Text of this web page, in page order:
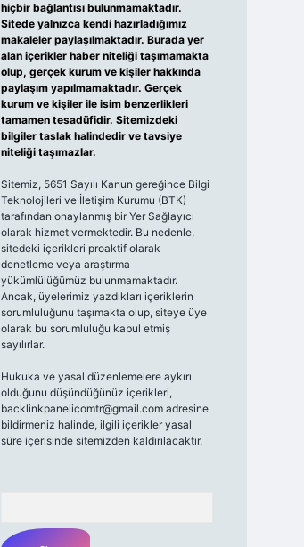
hiçbir bağlantısı bulunmamaktadır.
Sitede yalnızca kendi hazırladığımız
makaleler paylaşılmaktadır. Burada yer
alan içerikler haber niteliği taşımamakta
olup, gerçek kurum ve kişiler hakkında
paylaşım yapılmamaktadır. Gerçek
kurum ve kişiler ile isim benzerlikleri
tamamen tesadüfidir. Sitemizdeki
bilgiler taslak halindedir ve tavsiye
niteliği taşımazlar.
Sitemiz, 5651 Sayılı Kanun gereğince Bilgi
Teknolojileri ve İletişim Kurumu (BTK)
tarafından onaylanmış bir Yer Sağlayıcı
olarak hizmet vermektedir. Bu nedenle,
sitedeki içerikleri proaktif olarak
denetleme veya araştırma
yükümlülüğümüz bulunmamaktadır.
Ancak, üyelerimiz yazdıkları içeriklerin
sorumluluğunu taşımakta olup, siteye üye
olarak bu sorumluluğu kabul etmiş
sayılırlar.
Hukuka ve yasal düzenlemelere aykırı
olduğunu düşündüğünüz içerikleri,
backlinkpanelicomtr@gmail.comadresine
bildirmeniz halinde, ilgili içerikler yasal
süre içerisinde sitemizden kaldırılacaktır.